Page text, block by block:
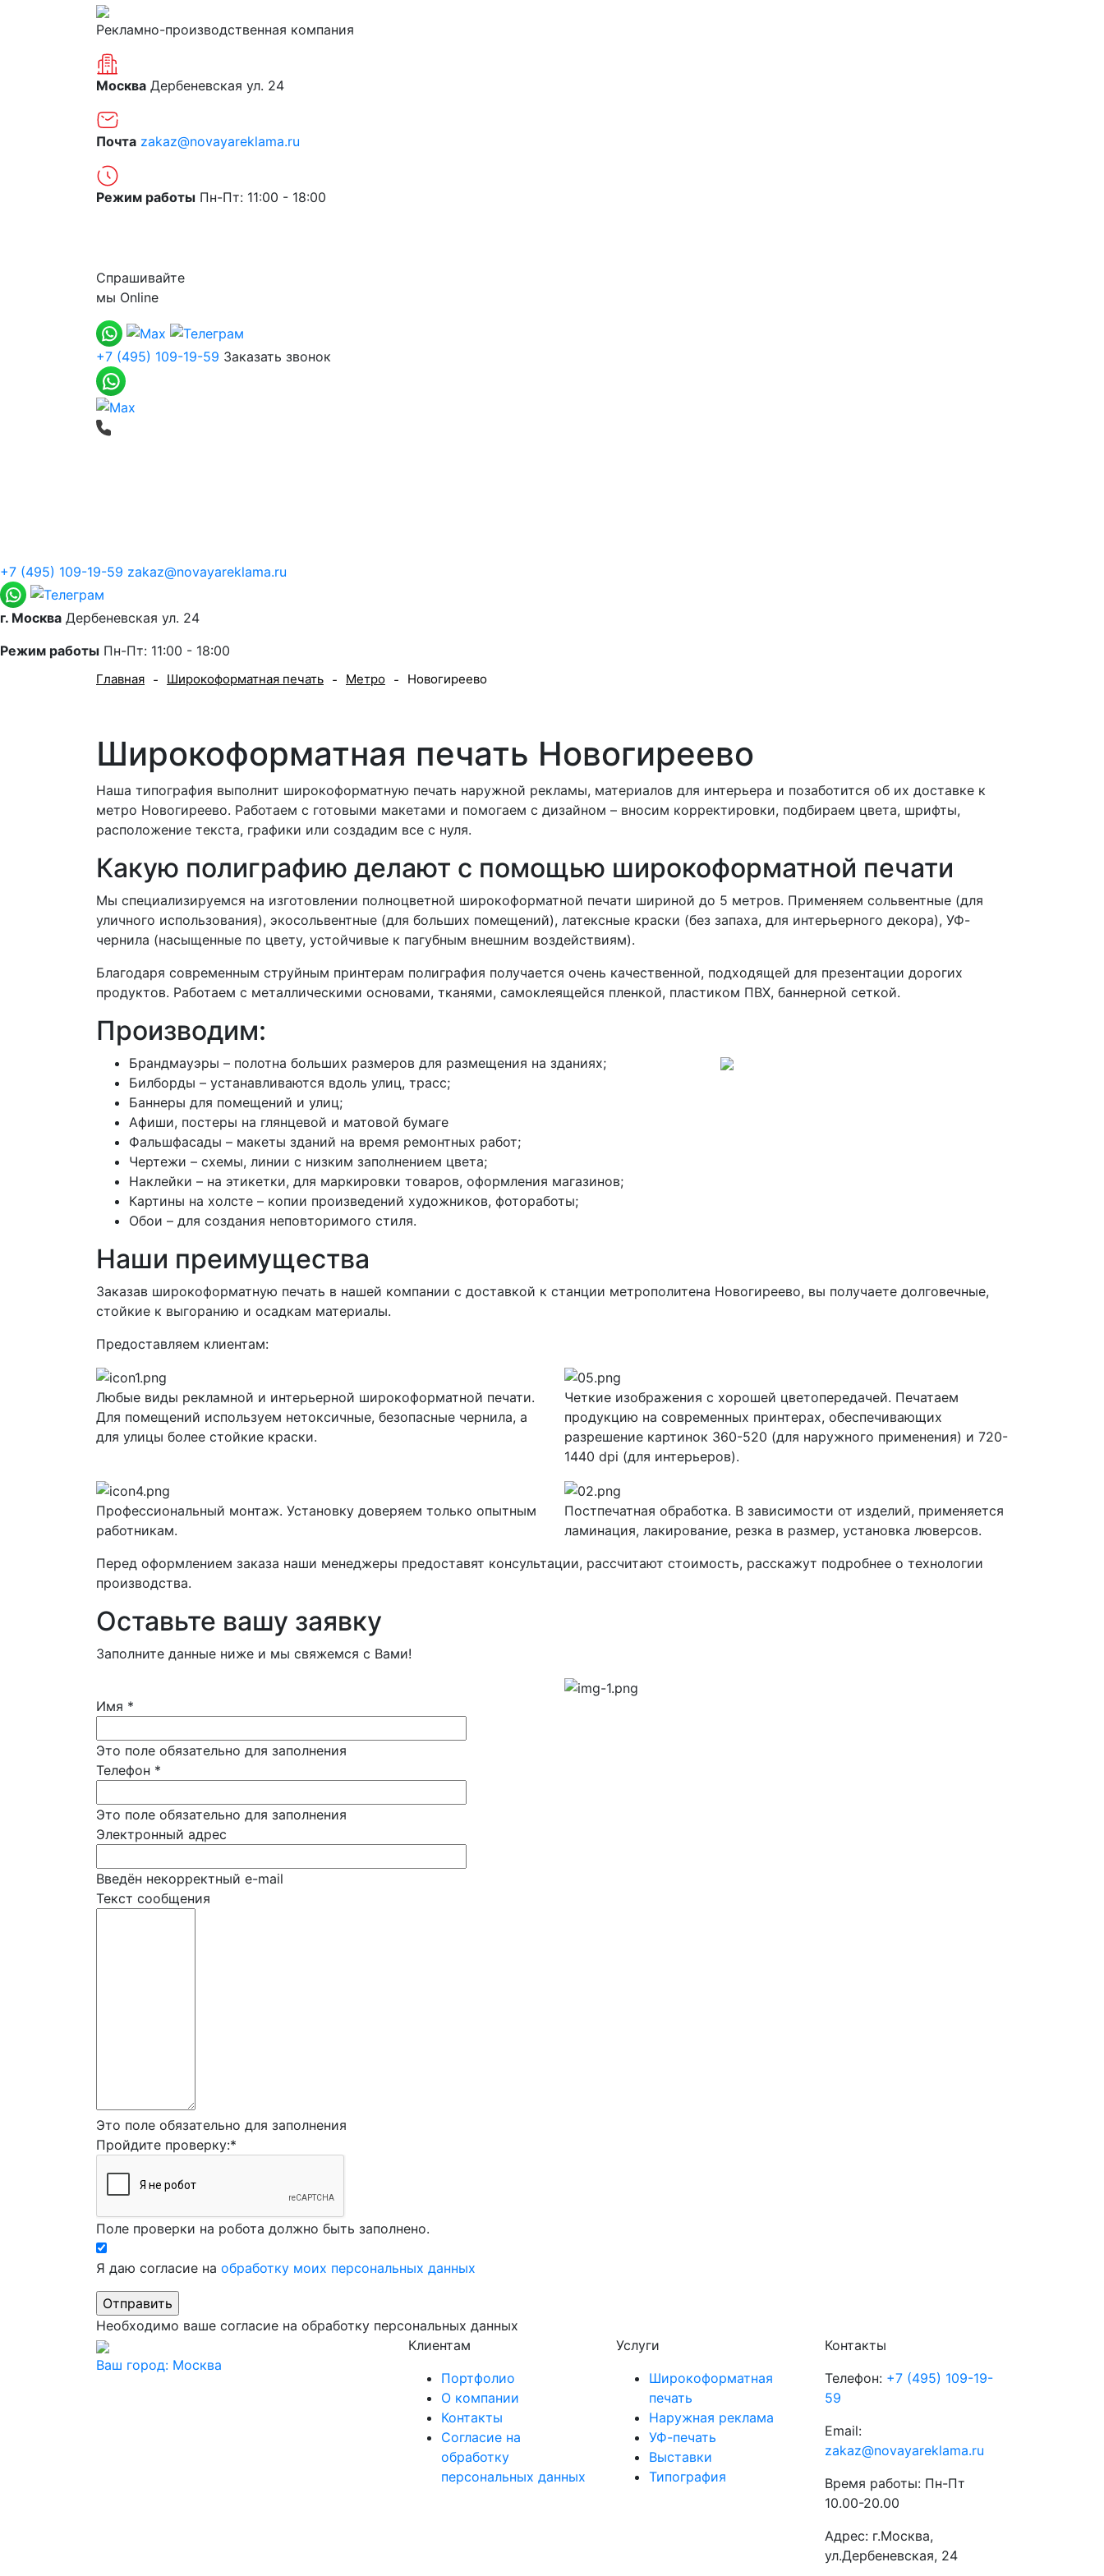
Рекламно-производственная компания
Москва Дербеневская ул. 24
Почта zakaz@novayareklama.ru
Режим работы Пн-Пт: 11:00 - 18:00
Спрашивайте
мы Online
+7 (495) 109-19-59 Заказать звонок
+7 (495) 109-19-59 zakaz@novayareklama.ru
г. Москва Дербеневская ул. 24
Режим работы Пн-Пт: 11:00 - 18:00
Главная - Широкоформатная печать - Метро - Новогиреево
Широкоформатная печать Новогиреево
Наша типография выполнит широкоформатную печать наружной рекламы, материалов для интерьера и позаботится об их доставке к
метро Новогиреево. Работаем с готовыми макетами и помогаем с дизайном – вносим корректировки, подбираем цвета, шрифты,
расположение текста, графики или создадим все с нуля.
Какую полиграфию делают с помощью широкоформатной печати
Мы специализируемся на изготовлении полноцветной широкоформатной печати шириной до 5 метров. Применяем сольвентные (для
уличного использования), экосольвентные (для больших помещений), латексные краски (без запаха, для интерьерного декора), УФ-
чернила (насыщенные по цвету, устойчивые к пагубным внешним воздействиям).
Благодаря современным струйным принтерам полиграфия получается очень качественной, подходящей для презентации дорогих
продуктов. Работаем с металлическими основами, тканями, самоклеящейся пленкой, пластиком ПВХ, баннерной сеткой.
Производим:
Брандмауэры – полотна больших размеров для размещения на зданиях;
Билборды – устанавливаются вдоль улиц, трасс;
Баннеры для помещений и улиц;
Афиши, постеры на глянцевой и матовой бумаге
Фальшфасады – макеты зданий на время ремонтных работ;
Чертежи – схемы, линии с низким заполнением цвета;
Наклейки – на этикетки, для маркировки товаров, оформления магазинов;
Картины на холсте – копии произведений художников, фотоработы;
Обои – для создания неповторимого стиля.
Наши преимущества
Заказав широкоформатную печать в нашей компании с доставкой к станции метрополитена Новогиреево, вы получаете долговечные,
стойкие к выгоранию и осадкам материалы.
Предоставляем клиентам:
Любые виды рекламной и интерьерной широкоформатной печати.
Для помещений используем нетоксичные, безопасные чернила, а
для улицы более стойкие краски.
Четкие изображения с хорошей цветопередачей. Печатаем
продукцию на современных принтерах, обеспечивающих
разрешение картинок 360-520 (для наружного применения) и 720-
1440 dpi (для интерьеров).
Профессиональный монтаж. Установку доверяем только опытным
работникам.
Постпечатная обработка. В зависимости от изделий, применяется
ламинация, лакирование, резка в размер, установка люверсов.
Перед оформлением заказа наши менеджеры предоставят консультации, рассчитают стоимость, расскажут подробнее о технологии
производства.
Оставьте вашу заявку
Заполните данные ниже и мы свяжемся с Вами!
Имя *
Это поле обязательно для заполнения
Телефон *
Это поле обязательно для заполнения
Электронный адрес
Введён некорректный e-mail
Текст сообщения
Это поле обязательно для заполнения
Пройдите проверку:*
Поле проверки на робота должно быть заполнено.
Я даю согласие на обработку моих персональных данных
Необходимо ваше согласие на обработку персональных данных
Ваш город: Москва
Клиентам
Портфолио
О компании
Контакты
Согласие на
обработку
персональных данных
Услуги
Широкоформатная
печать
Наружная реклама
УФ-печать
Выставки
Типография
Контакты
Телефон: +7 (495) 109-19-
59
Email:
zakaz@novayareklama.ru
Время работы: Пн-Пт
10.00-20.00
Адрес: г.Москва,
ул.Дербеневская, 24